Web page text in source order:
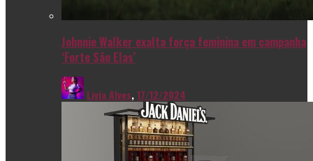
Johnnie Walker exalta força feminina em campanha
‘Forte São Elas’
Livia Alves,17/12/2024